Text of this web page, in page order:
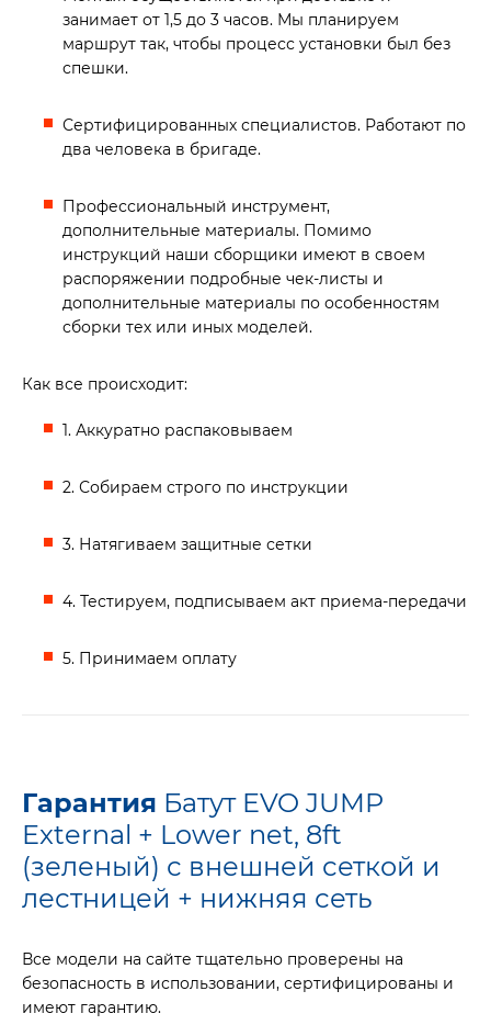
занимает от 1,5 до 3 часов. Мы планируем
маршрут так, чтобы процесс установки был без
спешки.
Сертифицированных специалистов. Работают по
два человека в бригаде.
Профессиональный инструмент,
дополнительные материалы. Помимо
инструкций наши сборщики имеют в своем
распоряжении подробные чек-листы и
дополнительные материалы по особенностям
сборки тех или иных моделей.
Как все происходит:
1. Аккуратно распаковываем
2. Собираем строго по инструкции
3. Натягиваем защитные сетки
4. Тестируем, подписываем акт приема-передачи
5. Принимаем оплату
Гарантия Батут EVO JUMP
External + Lower net, 8ft
(зеленый) с внешней сеткой и
лестницей + нижняя сеть
Все модели на сайте тщательно проверены на
безопасность в использовании, сертифицированы и
имеют гарантию.